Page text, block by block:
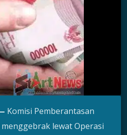
Komisi Pemberantasan
lewat Operasi